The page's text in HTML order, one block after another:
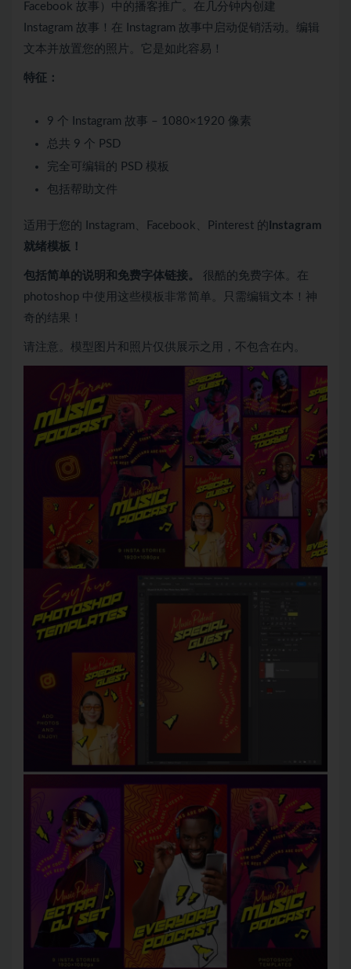
Facebook 故事）中的播客推广。在几分钟内创建
Instagram 故事！在 Instagram 故事中启动促销活动。编辑
文本并放置您的照片。它是如此容易！
特征：
9 个 Instagram 故事 – 1080×1920 像素
总共 9 个 PSD
完全可编辑的 PSD 模板
包括帮助文件
适用于您的 Instagram、Facebook、Pinterest 的 Instagram
就绪模板！
包括简单的说明和免费字体链接。
很酷的免费字体。在
photoshop 中使用这些模板非常简单。只需编辑文本！神
奇的结果！
请注意。模型图片和照片仅供展示之用，不包含在内。